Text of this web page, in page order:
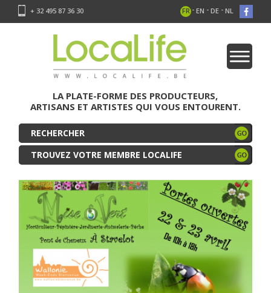
+ 32 495 87 36 30 FR - EN - DE - NL
LA PLATE-FORME DES PRODUCTEURS,
ARTISANS ET ARTISTES QUI VOUS ENTOURENT.
TROUVEZ VOTRE MEMBRE LOCALIFE